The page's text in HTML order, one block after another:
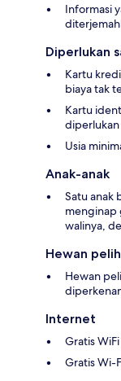
Informasi
Diperlukan
Kartu
biaya tak
Kartu
diperlukan
Usia
Anak-anak
Satu anak
menginap
walinya,
Hewan
Hewan
Internet
Gratis
Gratis Wi-